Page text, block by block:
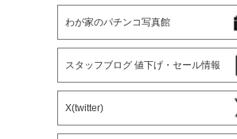
わが家のパチンコ写真館
スタッフブログ 値下げ・セール情報
X(twitter)